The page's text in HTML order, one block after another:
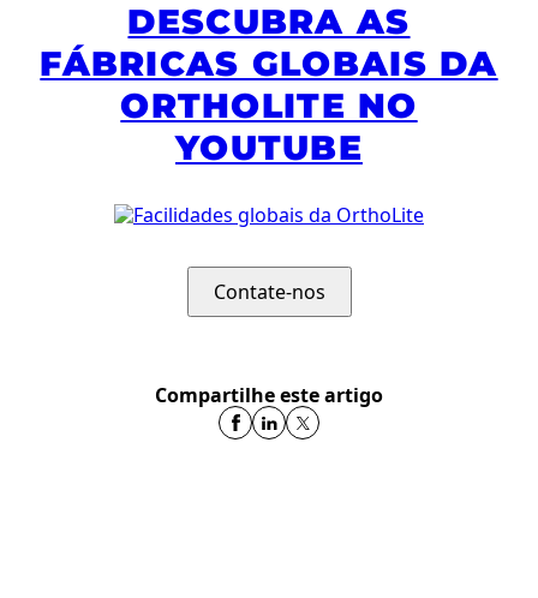
DESCUBRA AS
FÁBRICAS GLOBAIS DA
ORTHOLITE NO
YOUTUBE
Contate-nos
Compartilhe este artigo